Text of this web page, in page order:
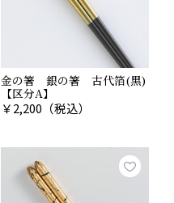
金の箸 銀の箸 古代箔(黒)
【区分A】
￥2,200 （税込）